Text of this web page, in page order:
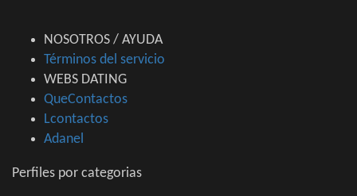
NOSOTROS / AYUDA
Términos del servicio
WEBS DATING
QueContactos
Lcontactos
Adanel
Perfiles por categorias